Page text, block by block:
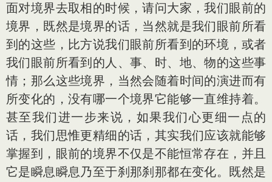
面对境界去取相的时候，请问大家，我们眼前的
境界，既然是境界的话，当然就是我们眼前所看
到的这些，比方说我们眼前所看到的环境，或者
我们眼前所看到的人、事、时、地、物的这些事
情；那么这些境界，当然会随着时间的演进而有
所变化的，没有哪一个境界它能够一直维持着。
甚至我们进一步来说，如果我们心更细一点的
话，我们思惟更精细的话，其实我们应该就能够
掌握到，眼前的境界不仅是不能恒常存在，并且
它是瞬息瞬息乃至于刹那刹那都在变化。既然是